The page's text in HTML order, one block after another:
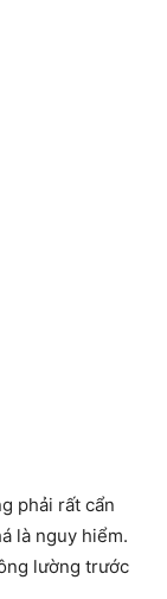
phải rất cẩn
là nguy hiểm.
lường trước